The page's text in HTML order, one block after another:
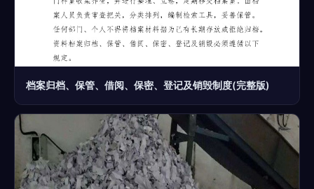
档案归档、保管、借阅、保密、登记及销毁制度(完整版)